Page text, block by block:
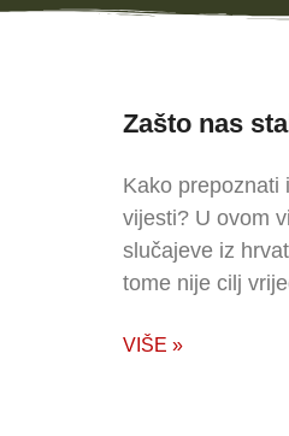
Zašto nas
Kako prepoznati
vijesti? U ovom
slučajeve iz
tome nije cilj
VIŠE »